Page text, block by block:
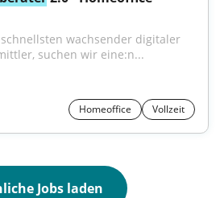
wachsender digitaler
suchen wir eine:n...
Homeoffice Vollzeit
Jobs laden